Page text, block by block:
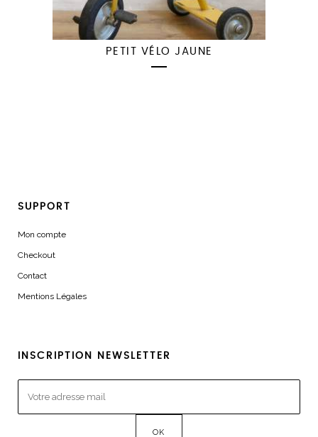
PETIT VÉLO JAUNE
SUPPORT
Mon compte
Checkout
Contact
Mentions Légales
INSCRIPTION NEWSLETTER